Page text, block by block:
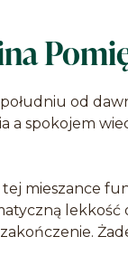
od
a spokojem
tej mieszance
lekkość
zakończenie.